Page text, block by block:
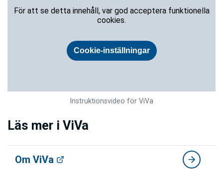
Instruktionsvideo för ViVa
Läs mer i ViVa
Om ViVa